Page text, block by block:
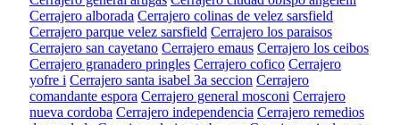
Cerrajero alborada Cerrajero colinas de velez sarsfield
Cerrajero parque velez sarsfield Cerrajero los paraisos
Cerrajero san cayetano Cerrajero emaus Cerrajero los ceibos
Cerrajero granadero pringles Cerrajero cofico Cerrajero
yofre i Cerrajero santa isabel 3a seccion Cerrajero
comandante espora Cerrajero general mosconi Cerrajero
nueva cordoba Cerrajero independencia Cerrajero remedios